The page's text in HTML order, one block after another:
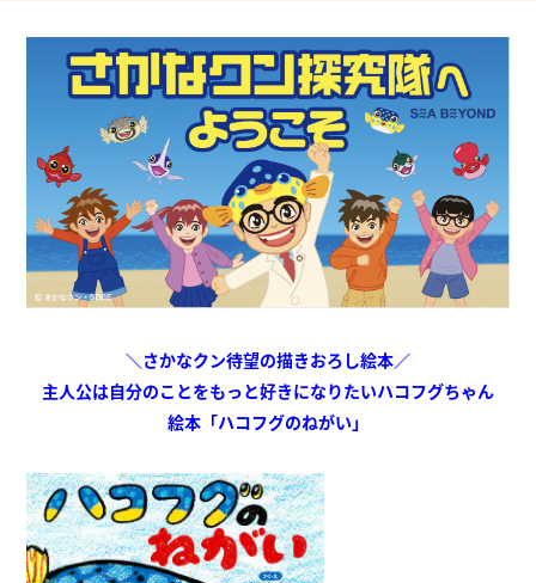
＼さかなクン待望の描きおろし絵本／
主人公は自分のことをもっと好きになりたいハコフグちゃん
絵本「ハコフグのねがい」